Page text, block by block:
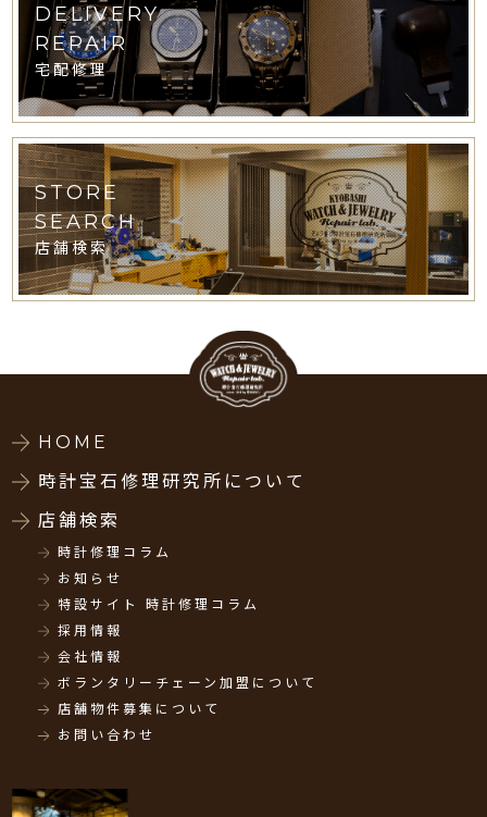
DELIVERY
REPAIR
宅配修理
STORE
SEARCH
店舗検索
HOME
時計宝石修理研究所について
店舗検索
時計修理コラム
お知らせ
特設サイト 時計修理コラム
採用情報
会社情報
ボランタリーチェーン加盟について
店舗物件募集について
お問い合わせ